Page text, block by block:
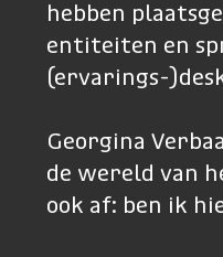
hebben
entiteiten en
(ervarings-
Georgina
de wereld van
ook af: ben ik